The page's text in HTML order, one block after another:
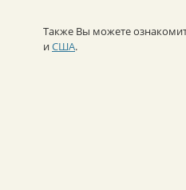
Также Вы можете
иСША.